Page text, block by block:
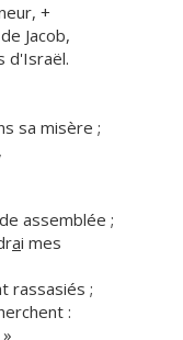
+
Jacob,
d'Israël.
sa misère ;
assemblée ;
ai mes
rassasiés ;
: